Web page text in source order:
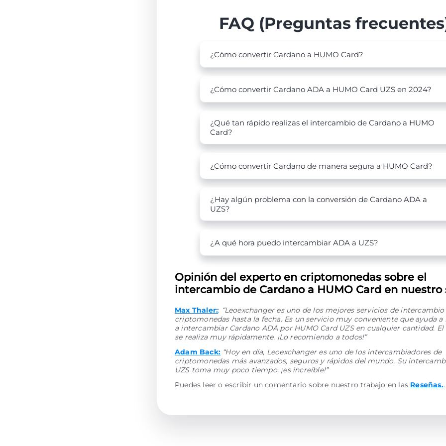
FAQ (Preguntas
¿Cómo convertir Cardano a HUMO Card?
¿Cómo convertir Cardano ADA a HUMO Card UZS en 2024?
¿Qué tan rápido realizas el intercambio de Cardano a HUMO
Card?
¿Cómo convertir Cardano de manera segura a HUMO Card?
¿Hay algún problema con la conversión de Cardano ADA a
UZS?
¿A qué hora puedo intercambiar ADA a UZS?
Opinión del experto en criptomonedas sobre el
intercambio de Cardano a HUMO Card en nuestro
Max Thaler:: “Leoexchanger es uno de los mejores servicios de intercambio
criptomonedas hasta la fecha. Es un servicio muy conveniente que ayuda a
a intercambiar Cardano ADA por HUMO Card UZS en cualquier cantidad.
se realiza muy rápidamente. ¡Lo recomiendo a todos!”
Adam Back: “Hoy en día, Leoexchanger es uno de los intercambiadores de
criptomonedas más avanzados, seguros y rápidos del mundo. Su
UZS toma muy poco tiempo, ¡es increíble!”
Puedes leer o escribir un comentario sobre nuestro trabajo en las Reseñas..